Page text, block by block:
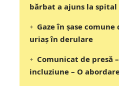
bărbat a ajuns la spital
Gaze în șase
uriaș în derulare
Comunicat de presă
incluziune – O